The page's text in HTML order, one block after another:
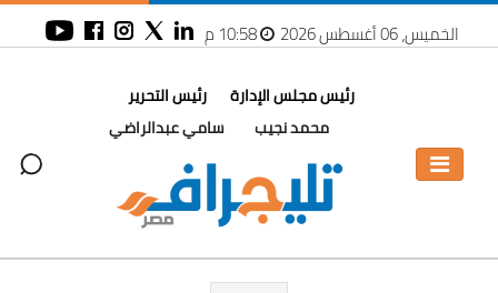
الخميس، 06 أغسطس 2026 10:58 م
رئيس مجلس الإدارة
محمد نجيب
رئيس التحرير
سامي عبدالراضي